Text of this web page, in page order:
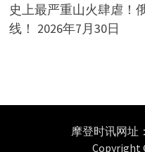
史上最严重山火肆虐！
线！ 2026年7月30日
摩登时讯网址：
Copyright